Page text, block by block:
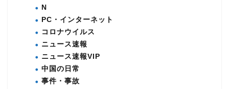
N
PC・インターネット
コロナウイルス
ニュース速報
ニュース速報VIP
中国の日常
事件・事故